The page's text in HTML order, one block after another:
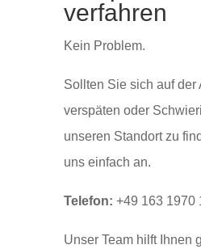
verfahren
Kein Problem.
Sollten Sie sich auf der
verspäten oder
unseren Standort zu
uns einfach an.
Telefon: +49 163 1970
Unser Team hilft Ihnen